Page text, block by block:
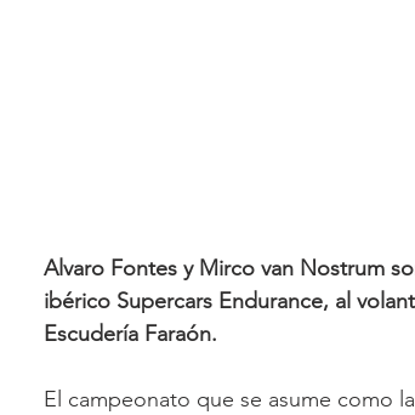
Alvaro Fontes y Mirco van Nostrum
ibérico Supercars Endurance, al
Escudería Faraón.
El campeonato que se asume como